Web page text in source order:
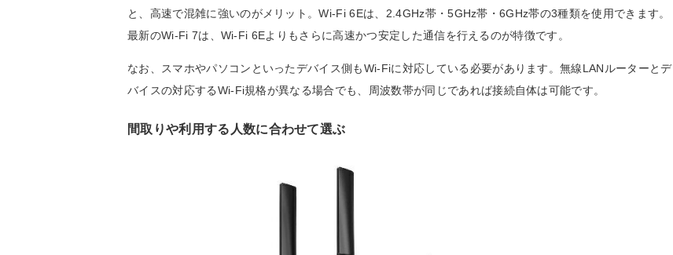
と、高速で混雑に強いのがメリット。Wi-Fi 6Eは、2.4GHz帯・5GHz帯・6GHz帯の3種類を使用できます。
最新のWi-Fi 7は、Wi-Fi 6Eよりもさらに高速かつ安定した通信を行えるのが特徴です。
なお、スマホやパソコンといったデバイス側もWi-Fiに対応している必要があります。無線LANルーターとデ
バイスの対応するWi-Fi規格が異なる場合でも、周波数帯が同じであれば接続自体は可能です。
間取りや利用する人数に合わせて選ぶ